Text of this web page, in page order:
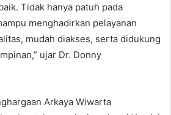
Tidak hanya patuh pada
menghadirkan pelayanan
mudah diakses, serta didukung
ujar Dr. Donny
Arkaya Wiwarta